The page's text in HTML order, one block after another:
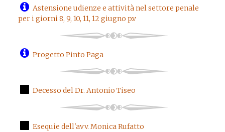
Astensione udienze e attività nel settore penale
per i giorni 8, 9, 10, 11, 12 giugno p.v
Progetto Pinto Paga
Decesso del Dr. Antonio Tiseo
Esequie dell'avv. Monica Rufatto